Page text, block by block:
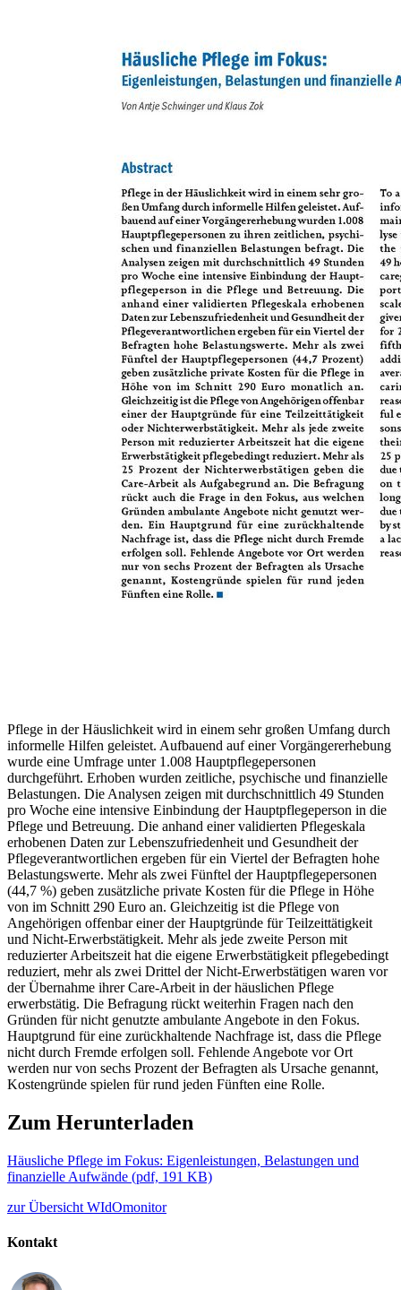
Pflege in der Häuslichkeit wird in einem sehr großen Umfang durch
informelle Hilfen geleistet. Aufbauend auf einer Vorgängererhebung
wurde eine Umfrage unter 1.008 Hauptpflegepersonen
durchgeführt. Erhoben wurden zeitliche, psychische und finanzielle
Belastungen. Die Analysen zeigen mit durchschnittlich 49 Stunden
pro Woche eine intensive Einbindung der Hauptpflegeperson in die
Pflege und Betreuung. Die anhand einer validierten Pflegeskala
erhobenen Daten zur Lebenszufriedenheit und Gesundheit der
Pflegeverantwortlichen ergeben für ein Viertel der Befragten hohe
Belastungswerte. Mehr als zwei Fünftel der Hauptpflegepersonen
(44,7 %) geben zusätzliche private Kosten für die Pflege in Höhe
von im Schnitt 290 Euro an. Gleichzeitig ist die Pflege von
Angehörigen offenbar einer der Hauptgründe für Teilzeittätigkeit
und Nicht-Erwerbstätigkeit. Mehr als jede zweite Person mit
reduzierter Arbeitszeit hat die eigene Erwerbstätigkeit pflegebedingt
reduziert, mehr als zwei Drittel der Nicht-Erwerbstätigen waren vor
der Übernahme ihrer Care-Arbeit in der häuslichen Pflege
erwerbstätig. Die Befragung rückt weiterhin Fragen nach den
Gründen für nicht genutzte ambulante Angebote in den Fokus.
Hauptgrund für eine zurückhaltende Nachfrage ist, dass die Pflege
nicht durch Fremde erfolgen soll. Fehlende Angebote vor Ort
werden nur von sechs Prozent der Befragten als Ursache genannt,
Kostengründe spielen für rund jeden Fünften eine Rolle.
Zum Herunterladen
Häusliche Pflege im Fokus: Eigenleistungen, Belastungen und
finanzielle Aufwände (pdf, 191 KB)
zur Übersicht WIdOmonitor
Kontakt